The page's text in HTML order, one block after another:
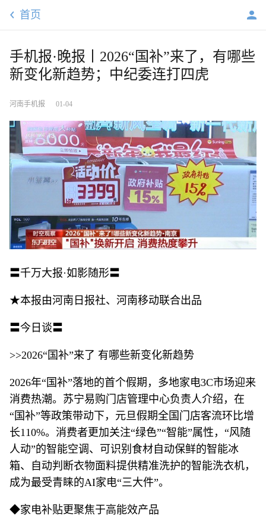
首页
手机报·晚报丨2026“国补”来了，有哪些
新变化新趋势；中纪委连打四虎
河南手机报 01-04
〓千万大报·如影随形〓
★本报由河南日报社、河南移动联合出品
〓今日谈〓
>>2026“国补”来了 有哪些新变化新趋势
2026年“国补”落地的首个假期，多地家电3C市场迎来
消费热潮。苏宁易购门店管理中心负责人介绍，在
“国补”等政策带动下，元旦假期全国门店客流环比增
长110%。消费者更加关注“绿色”“智能”属性，“风随
人动”的智能空调、可识别食材自动保鲜的智能冰
箱、自动判断衣物面料提供精准洗护的智能洗衣机，
成为最受青睐的AI家电“三大件”。
◆家电补贴更聚焦于高能效产品